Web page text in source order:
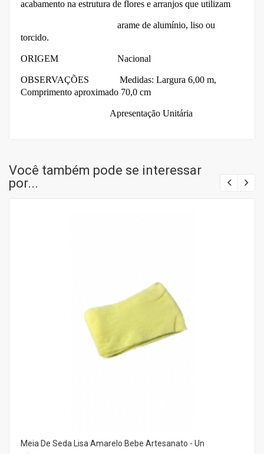
acabamento na estrutura de flores e arranjos que utilizam
arame de alumínio, liso ou
torcido.
ORIGEM Nacional
OBSERVAÇÕES Medidas: Largura 6,00 m,
Comprimento aproximado 70,0 cm
Apresentação Unitária
Você também pode se interessar
por...
Meia De Seda Lisa Amarelo Bebe Artesanato - Un